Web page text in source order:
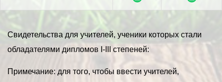
Свидетельства для учителей, ученики которых стали
обладателями дипломов I-III степеней:
Примечание: для того, чтобы ввести учителей,